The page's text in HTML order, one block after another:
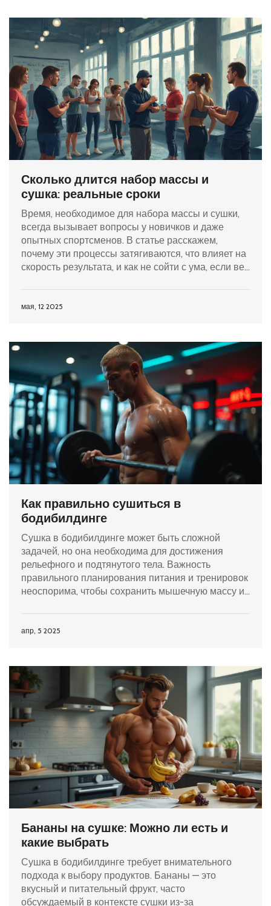
Сколько длится набор массы и
сушка: реальные сроки
Время, необходимое для набора массы и сушки,
всегда вызывает вопросы у новичков и даже
опытных спортсменов. В статье расскажем,
почему эти процессы затягиваются, что влияет на
скорость результата, и как не сойти с ума, если вес
массового и похудательного этапа. Разберём
ошибки и подготовим рабочие советы, чтобы
мая, 12 2025
Как правильно сушиться в
бодибилдинге
Сушка в бодибилдинге может быть сложной
задачей, но она необходима для достижения
рельефного и подтянутого тела. Важность
правильного планирования питания и тренировок
неоспорима, чтобы сохранить мышечную массу и
Дисциплина, сбалансированное потребление
калорий и кардио помогут справиться с этой
можно достичь благодаря правильной сушке.
апр, 5 2025
Бананы на сушке: Можно ли есть и
какие выбрать
Сушка в бодибилдинге требует внимательного
подхода к выбору продуктов. Бананы — это
вкусный и питательный фрукт, часто
обсуждаемый в контексте сушки из-за